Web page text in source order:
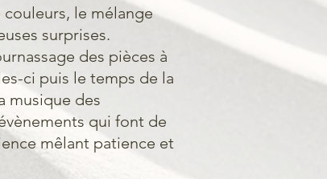
le mélange
surprises.
des pièces à
ci puis le temps de la
musique des
qui font de
mêlant patience et